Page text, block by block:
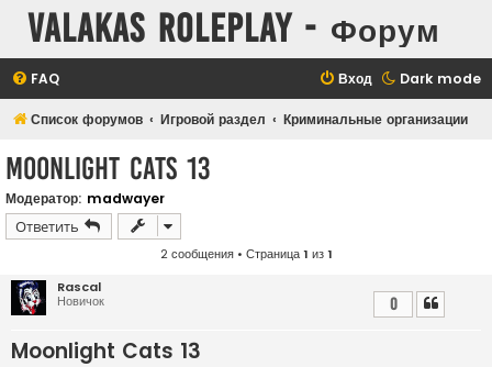
Valakas Roleplay - Форум
Dark mode
FAQ Вход
Список форумов Игровой раздел Криминальные организации
Moonlight Cats 13
Модератор: madwayer
Ответить
2 сообщения • Страница1 из1
Rascal
Новичок
Moonlight Cats 13
0